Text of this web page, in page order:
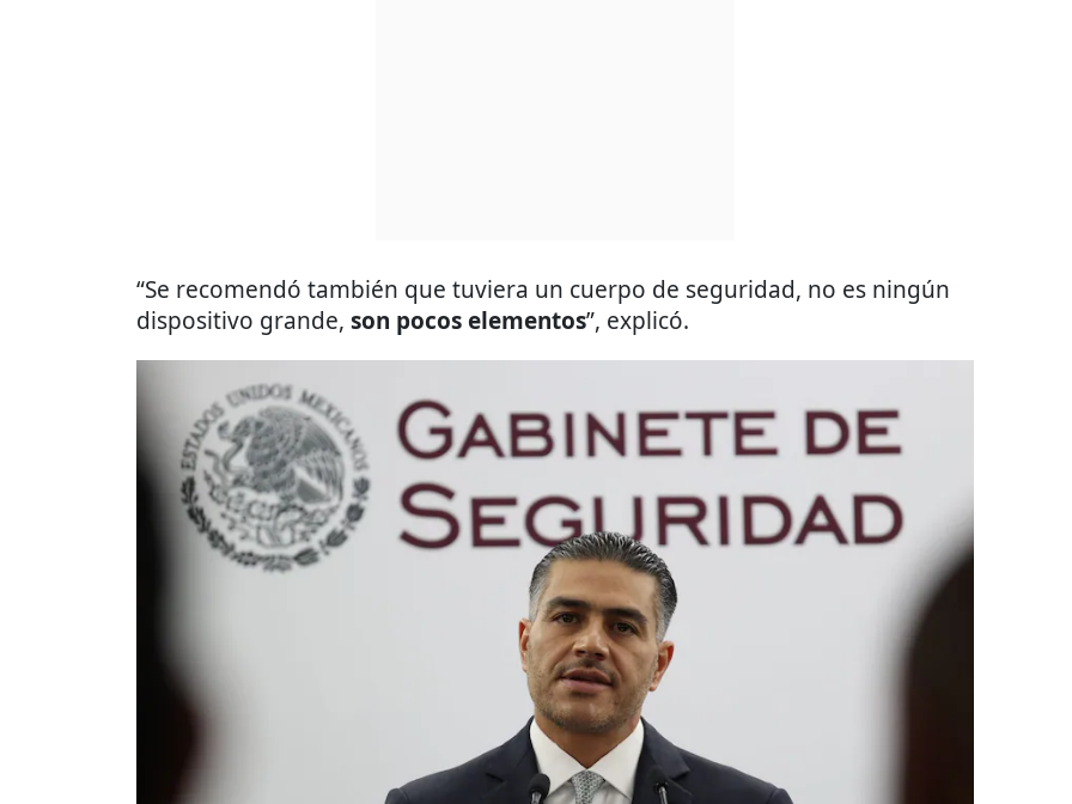
“Se recomendó también que tuviera un cuerpo de seguridad, no es ningún
dispositivo grande, son pocos elementos”, explicó.